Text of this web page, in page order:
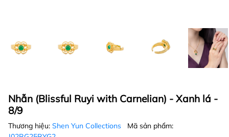
Nhẫn (Blissful Ruyi with Carnelian) - Xanh lá -
8/9
Thương hiệu: Shen Yun Collections
Mã sản phẩm: